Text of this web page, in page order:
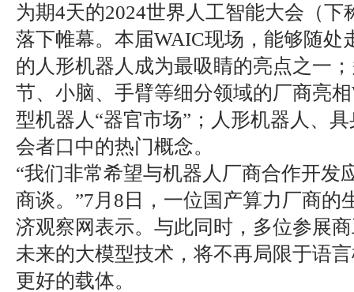
为期4天的2024世界人工智能大会（下
落下帷幕。本届WAIC现场，能够随处
的人形机器人成为最吸睛的亮点之一
节、小脑、手臂等细分领域的厂商亮
型机器人“器官市场”；人形机器人、
会者口中的热门概念。
“我们非常希望与机器人厂商合作开发
商谈。”7月8日，一位国产算力厂商的
济观察网表示。与此同时，多位参展
未来的大模型技术，将不再局限于语
更好的载体。